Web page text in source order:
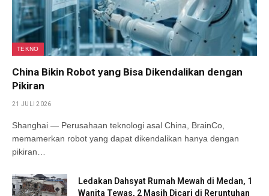
TEKNO
China Bikin Robot yang Bisa Dikendalikan dengan
Pikiran
21 JULI 2026
Shanghai — Perusahaan teknologi asal China, BrainCo,
memamerkan robot yang dapat dikendalikan hanya dengan
pikiran…
Ledakan Dahsyat Rumah Mewah di Medan, 1
Wanita Tewas, 2 Masih Dicari di Reruntuhan